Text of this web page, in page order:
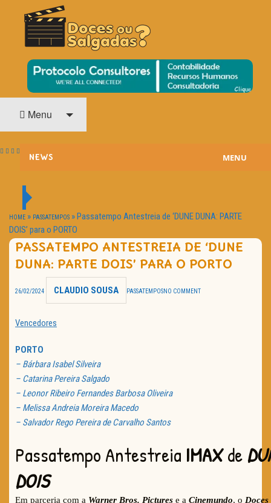
DOCES OU SALGADAS?
O Cinema? Uma Paixão!!
Menu
NEWS
HOME CINEMA
NOTA PESSOAL
TRAILER DO DIA
MENU
HOME » PASSATEMPOS »Passatempo Antestreia de ‘DUNE DUNA: PARTE
DOIS’ para o PORTO
PASSATEMPO ANTESTREIA DE ‘DUNE
DUNA: PARTE DOIS’ PARA O PORTO
26/02/2024 CLAUDIO SOUSA PASSATEMPOSNO COMMENT
Vencedores
PORTO
– Bárbara Isabel Silveira
– Catarina Pereira Salgado
– Leonor Ribeiro Fernandes Barbosa Oliveira
– Melissa Andreia Moreira Macedo
– Salvador Rego Pereira de Carvalho Santos